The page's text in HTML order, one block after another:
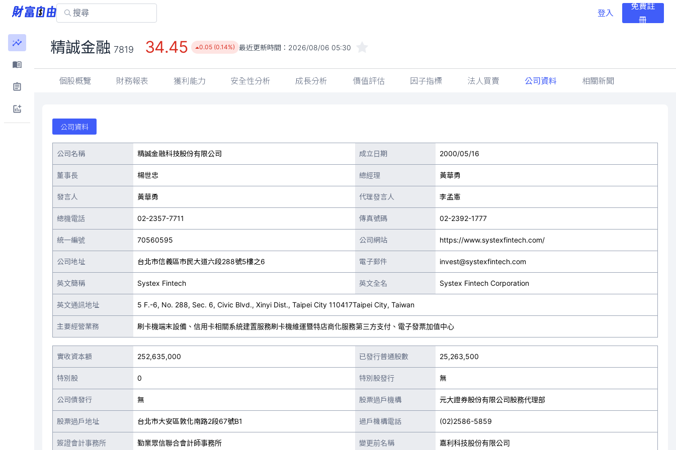
登入
免費註
冊
精誠金融 7819 34.45 0.05 (0.14%) 最近更新時間： 2026/08/06 05:30
個股概覽 財務報表 獲利能力 安全性分析 成長分析 價值評估 因子指標 法人買賣 公司資料 相關新聞
公司資料
公司名稱 精誠金融科技股份有限公司 成立日期 2000/05/16
董事長 楊世忠 總經理 黃華勇
發言人 黃華勇 代理發言人 李孟憲
總機電話 02-2357-7711 傳真號碼 02-2392-1777
統一編號 70560595 公司網站 https://www.systexfintech.com/
公司地址 台北市信義區市民大道六段288號5樓之6 電子郵件 invest@systexfintech.com
英文簡稱 Systex Fintech 英文全名 Systex Fintech Corporation
英文通訊地址 5 F.-6, No. 288, Sec. 6, Civic Blvd., Xinyi Dist., Taipei City 110417Taipei City, Taiwan
主要經營業務 刷卡機端末設備、信用卡相關系統建置服務刷卡機維運暨特店商化服務第三方支付、電子發票加值中心
實收資本額 252,635,000 已發行普通股數 25,263,500
特別股 0 特別股發行 無
公司債發行 無 股票過戶機構 元大證券股份有限公司股務代理部
股票過戶地址 台北市大安區敦化南路2段67號B1 過戶機構電話 (02)2586-5859
簽證會計事務所 勤業眾信聯合會計師事務所 變更前名稱 嘉利科技股份有限公司